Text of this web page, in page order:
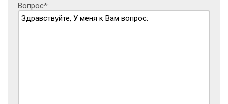
Вопрос*: